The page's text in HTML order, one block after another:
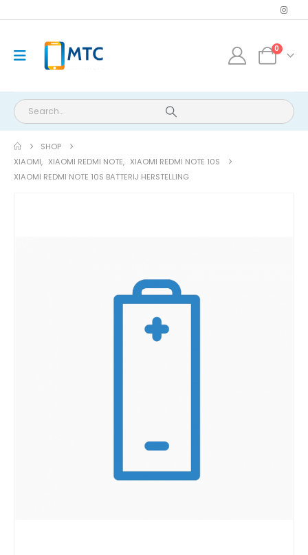
0
SHOP
XIAOMI, XIAOMI REDMI NOTE, XIAOMI REDMI NOTE 10S
XIAOMI REDMI NOTE 10S BATTERIJ HERSTELLING